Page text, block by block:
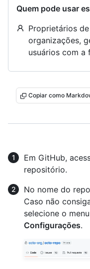
Quem pode usar
Proprietários
organizações,
usuários com a
Copiar como
Em GitHub,
repositório.
No nome do
Caso não
selecione o
Configurações.